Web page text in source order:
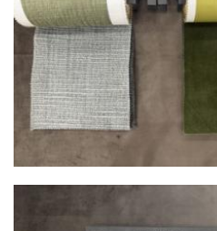
Вывоз упаковочного
очистка помещения от
Гарантийная проверка
предмет повреждений
доставке
Москве осуществляется
дней. Для Московской